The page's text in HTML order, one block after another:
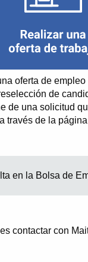
oferta de
de
de una solicitud
través de la
en la Bolsa de
contactar con